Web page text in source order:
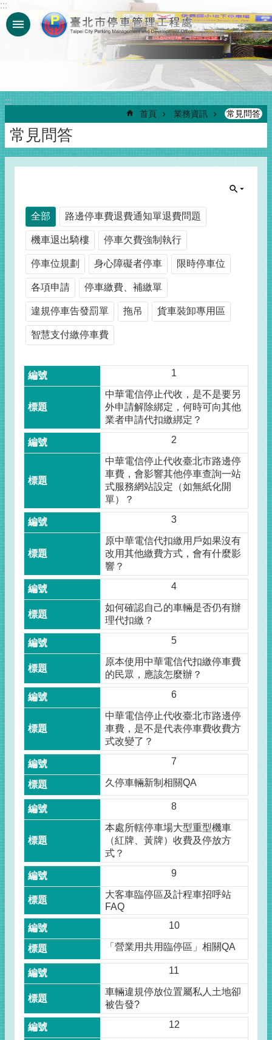
跳到主要內容區塊
:::
:::
首頁 業務資訊 常見問答
常見問答
全部 路邊停車費退費通知單退費問題
機車退出騎樓 停車欠費強制執行
停車位規劃 身心障礙者停車 限時停車位
各項申請 停車繳費、補繳單
違規停車告發罰單 拖吊 貨車裝卸專用區
智慧支付繳停車費
1
中華電信停止代收，是不是要另
外申請解除綁定，何時可向其他
業者申請代扣繳綁定？
2
中華電信停止代收臺北市路邊停
車費，會影響其他停車查詢一站
式服務網站設定（如無紙化開
單）？
3
原中華電信代扣繳用戶如果沒有
改用其他繳費方式，會有什麼影
響？
4
如何確認自己的車輛是否仍有辦
理代扣繳？
5
原本使用中華電信代扣繳停車費
的民眾，應該怎麼辦？
6
中華電信停止代收臺北市路邊停
車費，是不是代表停車費收費方
式改變了？
7
久停車輛新制相關QA
8
本處所轄停車場大型重型機車
（紅牌、黃牌）收費及停放方
式？
9
大客車臨停區及計程車招呼站
FAQ
10
「營業用共用臨停區」相關QA
11
車輛違規停放位置屬私人土地卻
被告發?
12